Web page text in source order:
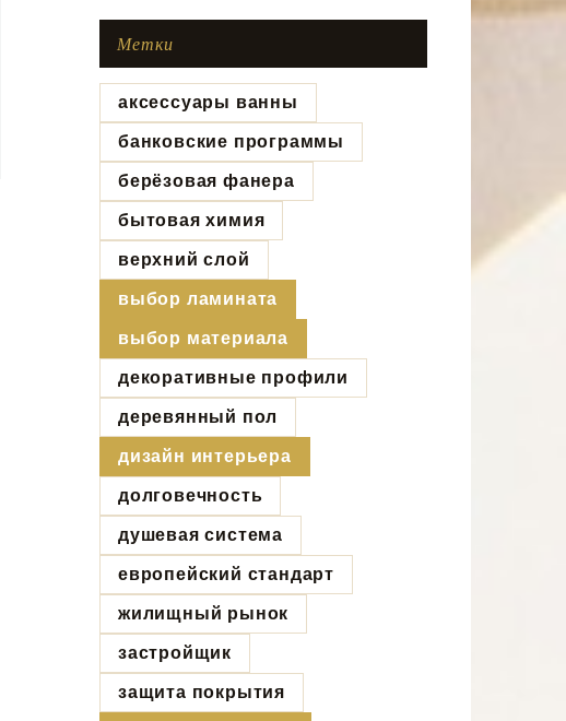
Метки
аксессуары ванны
банковские программы
берёзовая фанера
бытовая химия
верхний слой
выбор ламината
выбор материала
декоративные профили
деревянный пол
дизайн интерьера
долговечность
душевая система
европейский стандарт
жилищный рынок
застройщик
защита покрытия